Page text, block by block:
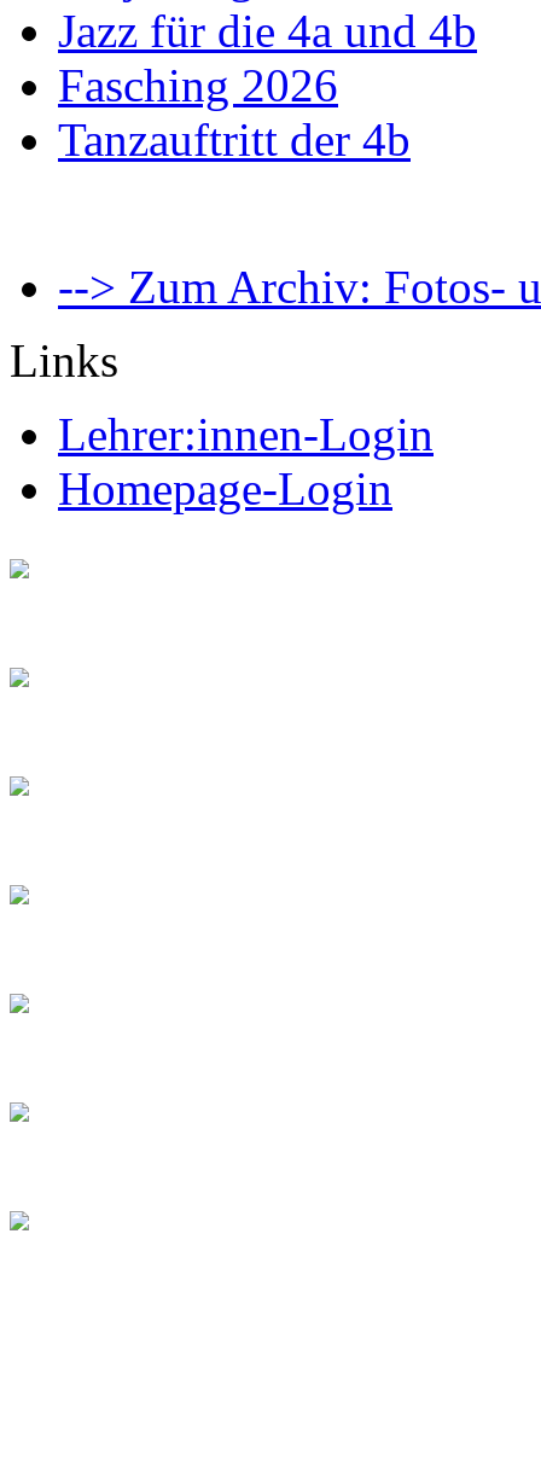
Jazz für die 4a und 4b
Fasching 2026
Tanzauftritt der 4b
--> Zum Archiv: Fotos-
Links
Lehrer:innen-Login
Homepage-Login